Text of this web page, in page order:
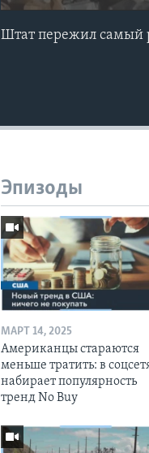
Штат пережил самый
Эпизоды
МАРТ 14, 2025
Американцы стараются
меньше тратить: в
набирает популярность
тренд No Buy